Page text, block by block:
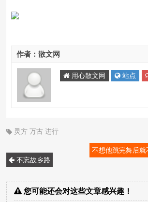
作者：散文网
用心散文网 站点
灵方 万古 进行
不忘故乡路
不想他跳完舞后就
您可能还会对这些文章感兴趣！